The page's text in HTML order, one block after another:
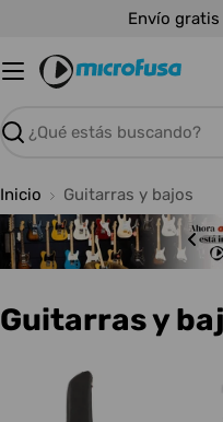
contenido
Envío
Buscar
Inicio Guitarras y bajos
C
Guitarras y